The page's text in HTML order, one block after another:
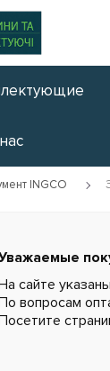
INGCO
сайте
вопросам